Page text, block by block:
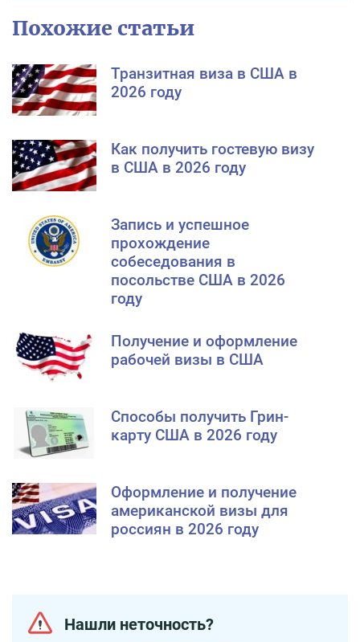
Похожие статьи
Транзитная виза в США в
2026 году
Как получить гостевую визу
в США в 2026 году
Запись и успешное
прохождение
собеседования в
посольстве США в 2026
году
Получение и оформление
рабочей визы в США
Способы получить Грин-
карту США в 2026 году
Оформление и получение
американской визы для
россиян в 2026 году
Нашли неточность?